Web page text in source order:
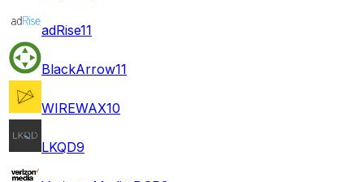
adRise11
BlackArrow11
WIREWAX10
LKQD9